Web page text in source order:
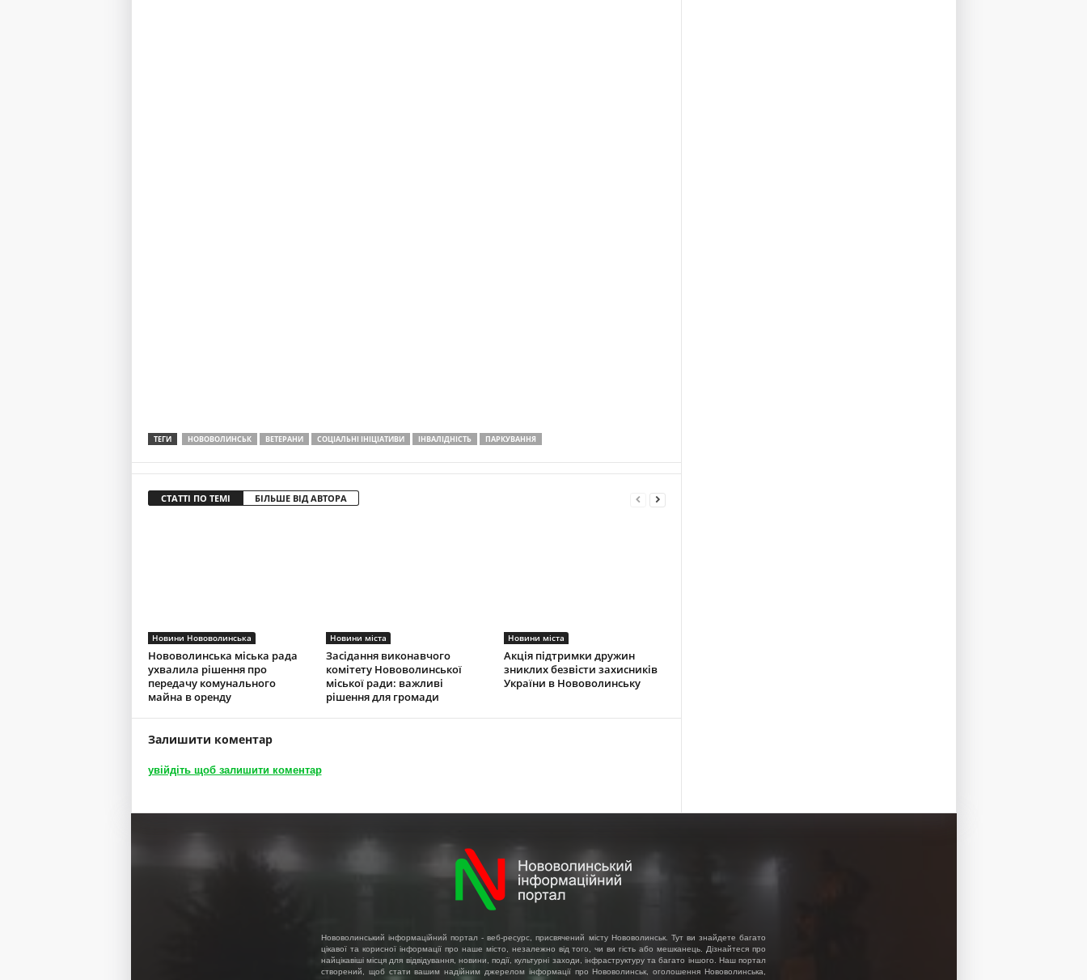
ТЕГИ НОВОВОЛИНСЬК ВЕТЕРАНИ СОЦІАЛЬНІ ІНІЦІАТИВИ ІНВАЛІДНІСТЬ ПАРКУВАННЯ
СТАТТІ ПО ТЕМІ БІЛЬШЕ ВІД АВТОРА
Новини Нововолинська
Нововолинська міська рада
ухвалила рішення про
передачу комунального
майна в оренду
Новини міста
Засідання виконавчого
комітету Нововолинської
міської ради: важливі
рішення для громади
Новини міста
Акція підтримки дружин
зниклих безвісти захисників
України в Нововолинську
Залишити коментар
увійдіть щоб залишити коментар
Нововолинський інформаційний портал - веб-ресурс, присвячений місту Нововолинськ. Тут ви знайдете багато
цікавої та корисної інформації про наше місто, незалежно від того, чи ви гість або мешканець. Дізнайтеся про
найцікавіші місця для відвідування, новини, події, культурні заходи, інфраструктуру та багато іншого. Наш портал
створений, щоб стати вашим надійним джерелом інформації про Нововолинськ, оголошення Нововолинська,